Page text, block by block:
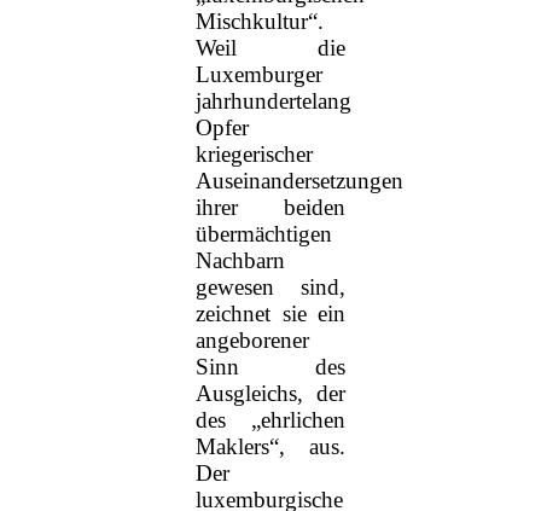
Mischkultur“.
Weil die
Luxemburger
jahrhundertelang
Opfer
kriegerischer
Auseinandersetzungen
ihrer beiden
übermächtigen
Nachbarn
gewesen sind,
zeichnet sie ein
angeborener
Sinn des
Ausgleichs, der
des „ehrlichen
Maklers“, aus.
Der
luxemburgische